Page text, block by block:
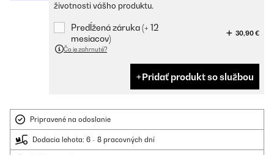
životnosti vášho produktu.
Predĺžená záruka (+ 12
mesiacov)
30,90 €
Čo je zahrnuté?
Pridať produkt so službou
Pripravené na odoslanie
Dodacia lehota: 6 - 8 pracovných dní